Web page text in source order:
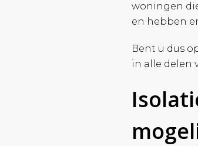
woningen
en hebben
Bent u dus
in alle delen